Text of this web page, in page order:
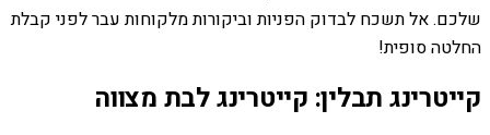
שלכם. אל תשכח לבדוק הפניות וביקורות מלקוחות עבר לפני קבלת
החלטה סופית!
קייטרינג תבלין: קייטרינג לבת מצווה